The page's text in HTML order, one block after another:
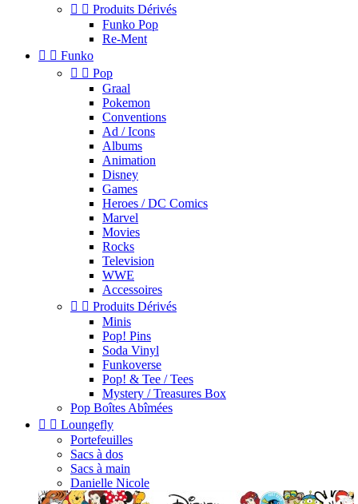
  Produits Dérivés
Funko Pop
Re-Ment
  Funko
  Pop
Graal
Pokemon
Conventions
Ad / Icons
Albums
Animation
Disney
Games
Heroes / DC Comics
Marvel
Movies
Rocks
Television
WWE
Accessoires
  Produits Dérivés
Minis
Pop! Pins
Soda Vinyl
Funkoverse
Pop! & Tee / Tees
Mystery / Treasures Box
Pop Boîtes Abîmées
  Loungefly
Portefeuilles
Sacs à dos
Sacs à main
Danielle Nicole